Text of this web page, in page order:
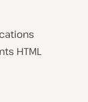
HTML